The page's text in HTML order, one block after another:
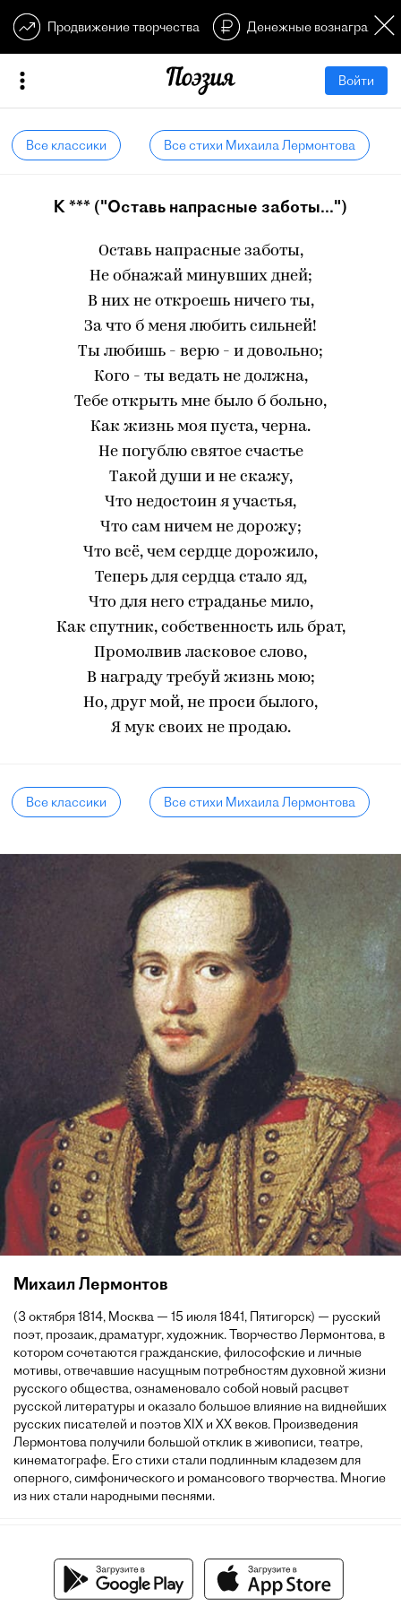
Продвижение творчества Денежные
Войти
Все классики Все стихи Михаила Лермонтова
К *** ("Оставь напрасные заботы...")
Оставь напрасные заботы,
Не обнажай минувших дней;
В них не откроешь ничего ты,
За что б меня любить сильней!
Ты любишь - верю - и довольно;
Кого - ты ведать не должна,
Тебе открыть мне было б больно,
Как жизнь моя пуста, черна.
Не погублю святое счастье
Такой души и не скажу,
Что недостоин я участья,
Что сам ничем не дорожу;
Что всё, чем сердце дорожило,
Теперь для сердца стало яд,
Что для него страданье мило,
Как спутник, собственность иль брат,
Промолвив ласковое слово,
В награду требуй жизнь мою;
Но, друг мой, не проси былого,
Я мук своих не продаю.
Все классики Все стихи Михаила Лермонтова
Михаил Лермонтов
(3 октября 1814, Москва — 15 июля 1841, Пятигорск) — русский
поэт, прозаик, драматург, художник. Творчество Лермонтова, в
котором сочетаются гражданские, философские и личные
мотивы, отвечавшие насущным потребностям духовной жизни
русского общества, ознаменовало собой новый расцвет
русской литературы и оказало большое влияние на виднейших
русских писателей и поэтов XIX и XX веков. Произведения
Лермонтова получили большой отклик в живописи, театре,
кинематографе. Его стихи стали подлинным кладезем для
оперного, симфонического и романсового творчества. Многие
из них стали народными песнями.